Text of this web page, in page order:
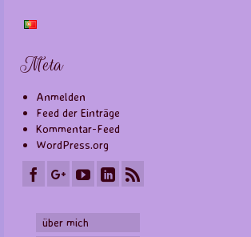
Meta
Anmelden
Feed der Einträge
Kommentar-Feed
WordPress.org
über mich